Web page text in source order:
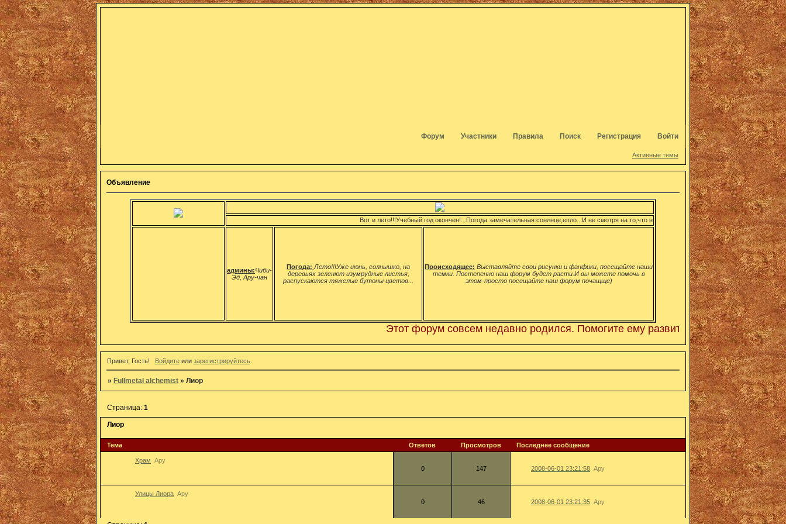
Форум Участники Правила Поиск Регистрация Войти
Активные темы
Объявление
Вот и лето!!!Учебный год окончен!...Погода замечательная:сонлнце,епло...И не смотря на то,что не всё идеально,мы,оптимистически
админы:Чиби-
Эд, Ару-чан
Погода: Лето!!!Уже июнь, солнышко, на
деревьях зеленют изумрудные листья,
распускаются тяжелые бутоны цветов...
Происходящее: Выставляйте свои рисунки и фанфики, посещайте наши
темки. Постепенно наш форум будет расти.И вы можете помочь в
этом-просто посещайте наш форум почащще)
Этот форум совсем недавно родился. Помогите ему развиться! Просто
Привет, Гость! Войдитеили зарегистрируйтесь.
» Fullmetal alchemist »Лиор
Лиор
Страница:1
Тема Ответов Просмотров Последнее сообщение
Храм Ару
0
147 2008-06-01 23:21:58 Ару
Улицы Лиора Ару
0
46 2008-06-01 23:21:35 Ару